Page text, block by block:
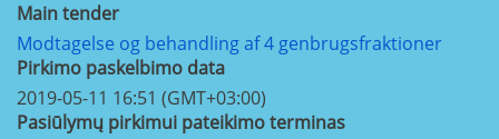
Main tender
Modtagelse og behandling af 4 genbrugsfraktioner
Pirkimo paskelbimo data
2019-05-11 16:51 (GMT+03:00)
Pasiūlymų pirkimui pateikimo terminas